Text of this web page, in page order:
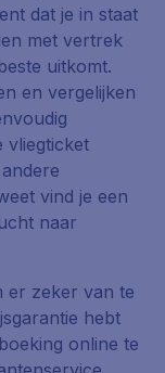
dat je in staat
met vertrek
uitkomt.
en vergelijken
vliegticket
vind je een
naar
er zeker van te
hebt
online te